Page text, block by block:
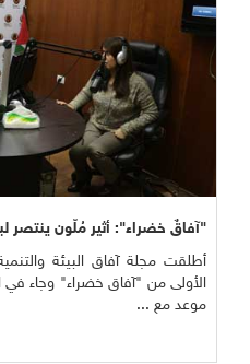
"آفاقٌ خضراء": أثير مُلّون ينتصر
أطلقت مجلة آفاق البيئة
الأولى من "آفاق خضراء" وجاء في
موعد مع ...